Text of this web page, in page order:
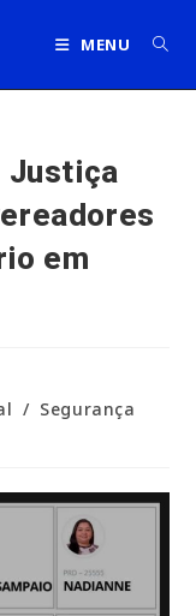
MENU
Justiça
em
/ Segurança